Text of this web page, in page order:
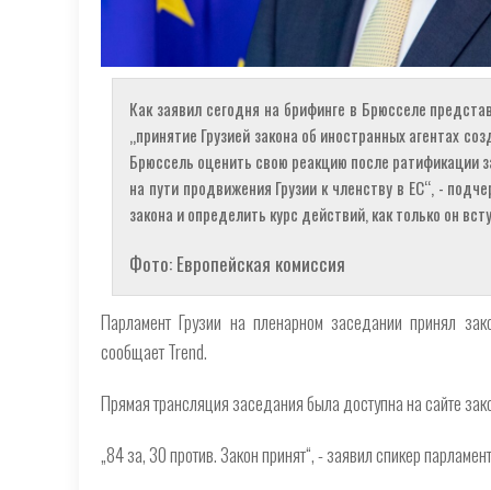
Как заявил сегодня на брифинге в Брюсселе
„принятие Грузией закона об иностранных агентах
Брюссель оценить свою реакцию после ратификации
на пути продвижения Грузии к членству в ЕС“, -
закона и определить курс действий, как только он
Фото: Европейская комиссия
Парламент Грузии на пленарном заседании принял
сообщает Trend.
Прямая трансляция заседания была доступна на сайте
„84 за, 30 против. Закон принят“, - заявил спикер